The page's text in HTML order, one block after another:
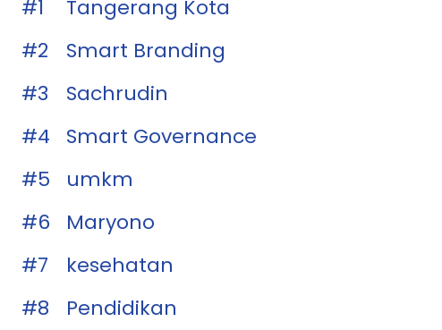
#1
Tangerang Kota
#2
Smart Branding
#3
Sachrudin
#4
Smart Governance
#5
umkm
#6
Maryono
#7
kesehatan
#8
Pendidikan